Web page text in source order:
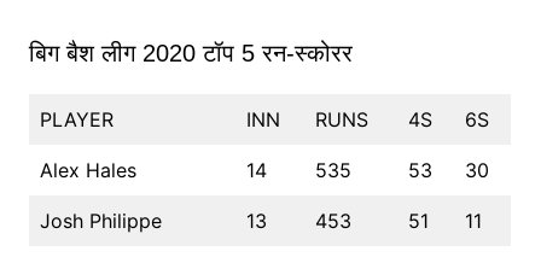
बिग बैश लीग 2020 टॉप 5 रन-स्कोरर
PLAYER INN RUNS 4S 6S
Alex Hales 14 535 53 30
Josh Philippe 13 453 51 11